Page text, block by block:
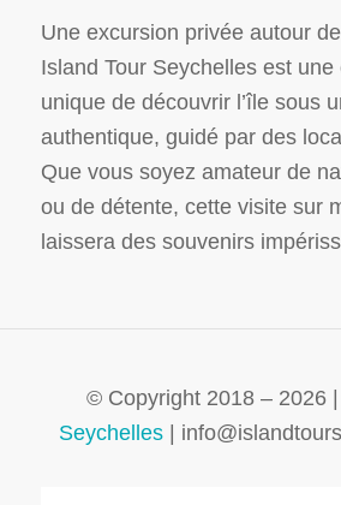
Une excursion privée autour
Island Tour Seychelles est une
unique de découvrir l’île sous
authentique, guidé par des
Que vous soyez amateur de
ou de détente, cette visite sur
laissera des souvenirs
© Copyright 2018 – 2026 |
Seychelles|